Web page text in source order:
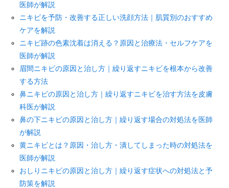
医師が解説
ニキビを予防・改善する正しい洗顔方法｜肌質別のおすすめ
ケアを解説
ニキビ跡の色素沈着は消える？原因と治療法・セルフケアを
医師が解説
眉間ニキビの原因と治し方｜繰り返すニキビを根本から改善
する方法
鼻ニキビの原因と治し方｜繰り返すニキビを治す方法を皮膚
科医が解説
鼻の下ニキビの原因と治し方｜繰り返す場合の対処法を医師
が解説
黄ニキビとは？原因・治し方・潰してしまった時の対処法を
医師が解説
おしりニキビの原因と治し方｜繰り返す症状への対処法と予
防策を解説